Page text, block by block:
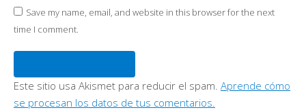
Save my name, email, and website in this browser for the next
time I comment.
Este sitio usa Akismet para reducir el spam. Aprende cómo
se procesan los datos de tus comentarios.